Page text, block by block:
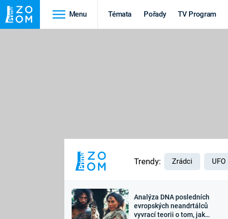
Menu Témata Pořady TV Program
Výročí
Trendy: Zrádci UFO
Analýza DNA posledních
evropských neandrtálců
vyvrací teorii o tom, jak